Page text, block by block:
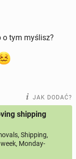
o tym myślisz?
JAK DODAĆ?
shipping
Shipping,
Monday-